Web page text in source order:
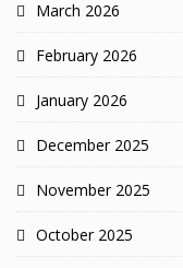
March 2026
February 2026
January 2026
December 2025
November 2025
October 2025